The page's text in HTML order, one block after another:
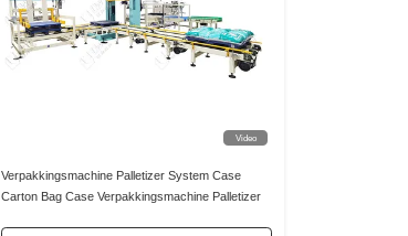
Video
Verpakkingsmachine Palletizer System Case
Carton Bag Case Verpakkingsmachine Palletizer